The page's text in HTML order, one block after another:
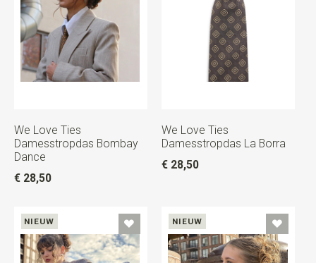
We Love Ties
Damesstropdas Bombay
Dance
€ 28,50
We Love Ties
Damesstropdas La Borra
€ 28,50
NIEUW NIEUW